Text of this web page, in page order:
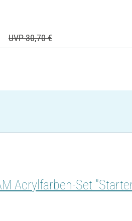
UVP 30,70 €
Acrylfarben-Set